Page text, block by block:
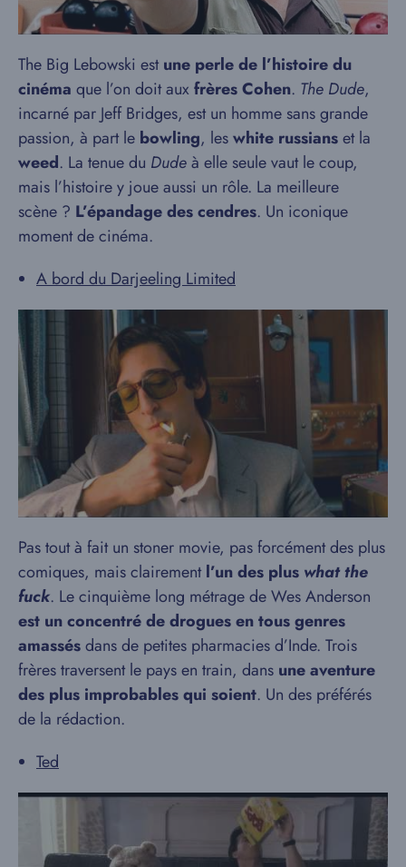
The Big Lebowski estune perle de l’histoire du
cinéma que l’on doit auxfrères Cohen. The Dude,
incarné par Jeff Bridges, est un homme sans grande
passion, à part le bowling, leswhite russianset la
weed. La tenue du Dudeà elle seule vaut le coup,
mais l’histoire y joue aussi un rôle. La meilleure
scène ? L’épandage des cendres. Un iconique
moment de cinéma.
A bord du Darjeeling Limited
Pas tout à fait un stoner movie, pas forcément des plus
comiques, mais clairementl’un des plus what the
fuck. Le cinquième long métrage de Wes Anderson
est un concentré de drogues en tous genres
amassésdans de petites pharmacies d’Inde. Trois
frères traversent le pays en train, dans une aventure
des plus improbables qui soient. Un des préférés
de la rédaction.
Ted